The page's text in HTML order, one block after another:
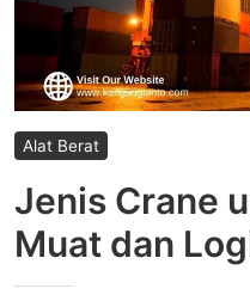
Alat Berat
Jenis Crane
Muat dan